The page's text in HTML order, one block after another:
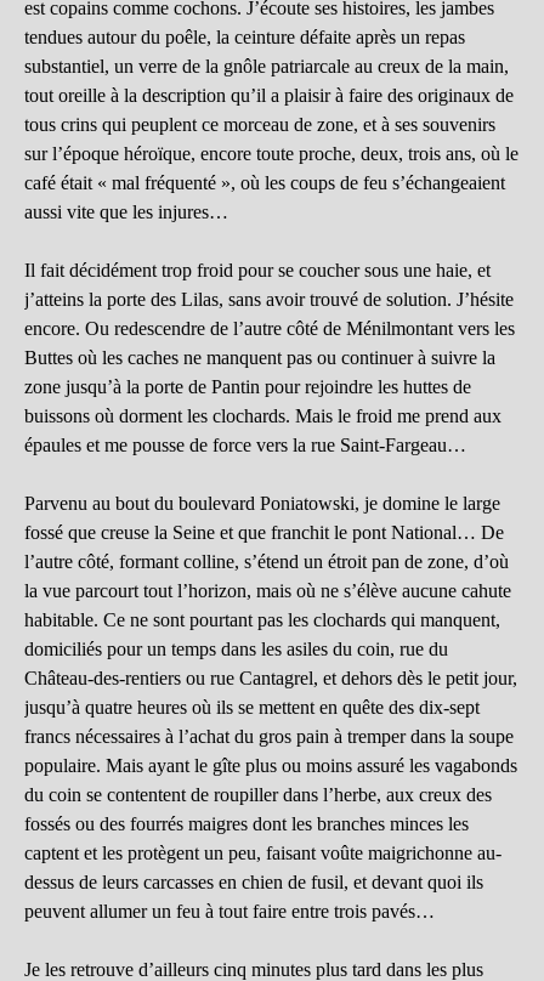
est copains comme cochons. J’écoute ses histoires, les jambes
tendues autour du poêle, la ceinture défaite après un repas
substantiel, un verre de la gnôle patriarcale au creux de la main,
tout oreille à la description qu’il a plaisir à faire des originaux de
tous crins qui peuplent ce morceau de zone, et à ses souvenirs
sur l’époque héroïque, encore toute proche, deux, trois ans, où le
café était « mal fréquenté », où les coups de feu s’échangeaient
aussi vite que les injures…
Il fait décidément trop froid pour se coucher sous une haie, et
j’atteins la porte des Lilas, sans avoir trouvé de solution. J’hésite
encore. Ou redescendre de l’autre côté de Ménilmontant vers les
Buttes où les caches ne manquent pas ou continuer à suivre la
zone jusqu’à la porte de Pantin pour rejoindre les huttes de
buissons où dorment les clochards. Mais le froid me prend aux
épaules et me pousse de force vers la rue Saint-Fargeau…
Parvenu au bout du boulevard Poniatowski, je domine le large
fossé que creuse la Seine et que franchit le pont National… De
l’autre côté, formant colline, s’étend un étroit pan de zone, d’où
la vue parcourt tout l’horizon, mais où ne s’élève aucune cahute
habitable. Ce ne sont pourtant pas les clochards qui manquent,
domiciliés pour un temps dans les asiles du coin, rue du
Château-des-rentiers ou rue Cantagrel, et dehors dès le petit jour,
jusqu’à quatre heures où ils se mettent en quête des dix-sept
francs nécessaires à l’achat du gros pain à tremper dans la soupe
populaire. Mais ayant le gîte plus ou moins assuré les vagabonds
du coin se contentent de roupiller dans l’herbe, aux creux des
fossés ou des fourrés maigres dont les branches minces les
captent et les protègent un peu, faisant voûte maigrichonne au-
dessus de leurs carcasses en chien de fusil, et devant quoi ils
peuvent allumer un feu à tout faire entre trois pavés…
Je les retrouve d’ailleurs cinq minutes plus tard dans les plus